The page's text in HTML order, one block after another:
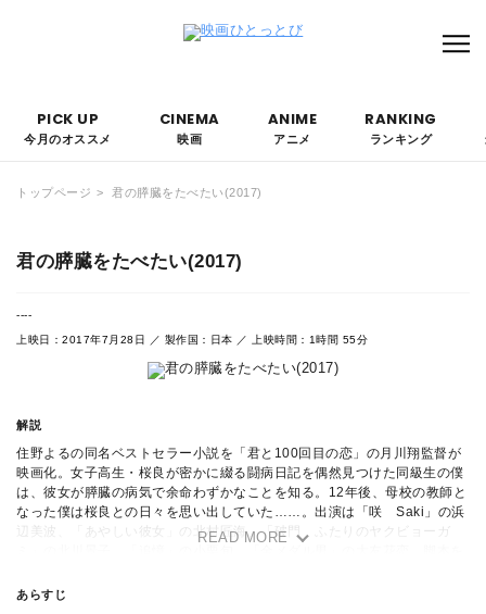
て優遇されることはありません。
PICK UP
今月のオススメ
CINEMA
映画
ANIME
アニメ
RANKING
ランキング
トップページ 君の膵臓をたべたい(2017)
君の膵臓をたべたい(2017)
----
上映日：2017年7月28日 ／ 製作国：日本 ／ 上映時間：1時間 55分
解説
住野よるの同名ベストセラー小説を「君と100回目の恋」の月川翔監督が
映画化。女子高生・桜良が密かに綴る闘病日記を偶然見つけた同級生の僕
は、彼女が膵臓の病気で余命わずかなことを知る。12年後、母校の教師と
なった僕は桜良との日々を思い出していた……。出演は「咲 Saki」の浜
辺美波、「あやしい彼女」の北村匠海、「破門 ふたりのヤクビョーガ
READ MORE
あらすじ